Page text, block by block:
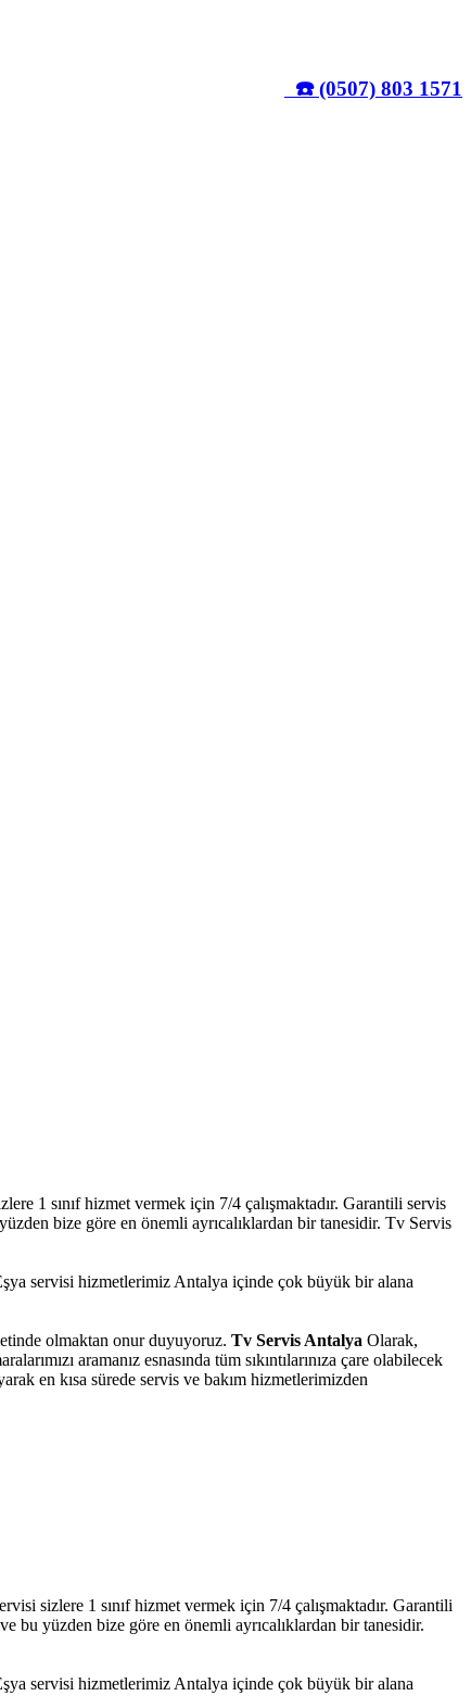
☎️ (0507) 803 1571
1 sınıf hizmet vermek için 7/4 çalışmaktadır. Garantili servis
bize göre en önemli ayrıcalıklardan bir tanesidir. Tv Servis
servisi hizmetlerimiz Antalya içinde çok büyük bir alana
olmaktan onur duyuyoruz. Tv Servis Antalya Olarak,
aramanız esnasında tüm sıkıntılarınıza çare olabilecek
en kısa sürede servis ve bakım hizmetlerimizden
sizlere 1 sınıf hizmet vermek için 7/4 çalışmaktadır. Garantili
bu yüzden bize göre en önemli ayrıcalıklardan bir tanesidir.
servisi hizmetlerimiz Antalya içinde çok büyük bir alana